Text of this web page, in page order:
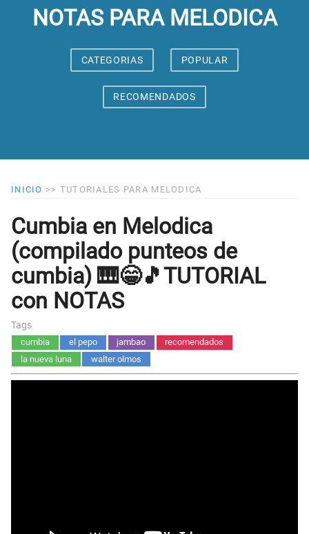
NOTAS PARA MELODICA
CATEGORIAS POPULAR
RECOMENDADOS
INICIO >> TUTORIALES PARA MELODICA
Cumbia en Melodica
(compilado punteos de
cumbia) 🎹😁🎵TUTORIAL
con NOTAS
Tags
cumbia el pepo jambao
recomendados
la nueva luna
walter olmos